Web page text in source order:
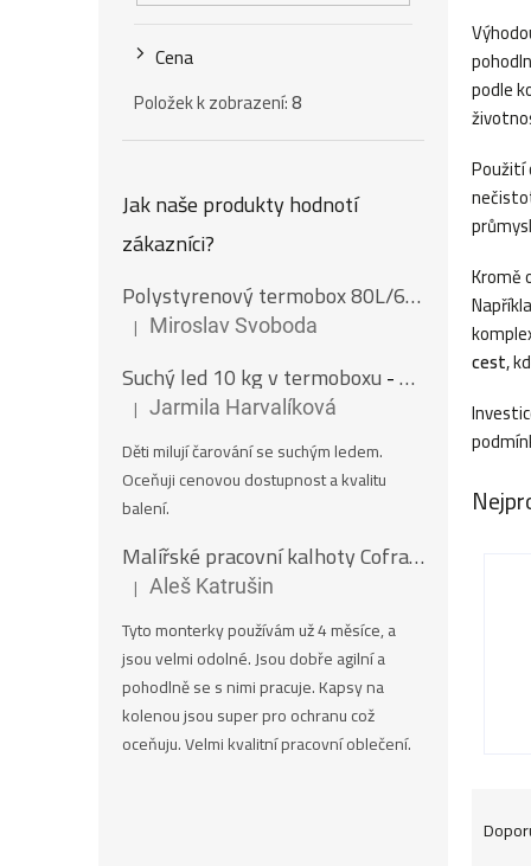
Cena
Položek k zobrazení:8
Jak naše produkty hodnotí
zákazníci?
Polystyrenový termobox 80L/62Kg
Hodnocení produktu je 5 z 5 hvězdiček.
| Miroslav Svoboda
Suchý led 10 kg v termoboxu- Nugety 16 mm
Hodnocení produktu je 5 z 5 hvězdiček.
| Jarmila Harvalíková
Děti milují čarování se suchým ledem.
Oceňuji cenovou dostupnost a kvalitu
balení.
Malířské pracovní kalhoty Cofra SALISBOURG
Hodnocení produktu je 5 z 5 hvězdiček.
| Aleš Katrušin
Tyto monterky používám už 4 měsíce, a
jsou velmi odolné. Jsou dobře agilní a
pohodlně se s nimi pracuje. Kapsy na
kolenou jsou super pro ochranu což
oceňuju. Velmi kvalitní pracovní oblečení.
podle
Použití
Kromě
cest,